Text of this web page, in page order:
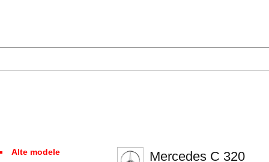
Alte modele Mercedes C 320